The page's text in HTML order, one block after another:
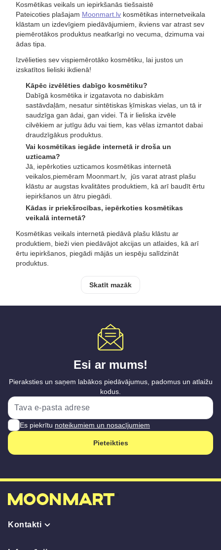
Kosmētikas veikals un iepirkšanās tiešsaistē
Pateicoties plašajam Moonmart.lv kosmētikas internetveikala
klāstam un izdevīgiem piedāvājumiem, ikviens var atrast sev
piemērotākos produktus neatkarīgi no vecuma, dzimuma vai
ādas tipa.
Izvēlieties sev vispiemērotāko kosmētiku, lai justos un
izskatītos lieliski ikdienā!
Kāpēc izvēlēties dabīgo kosmētiku?
Dabīgā kosmētika ir izgatavota no dabiskām
sastāvdaļām, nesatur sintētiskas ķīmiskas vielas, un tā ir
saudzīga gan ādai, gan videi. Tā ir lieliska izvēle
cilvēkiem ar jutīgu ādu vai tiem, kas vēlas izmantot dabai
draudzīgākus produktus.
Vai kosmētikas iegāde internetā ir droša un
uzticama?
Jā, iepērkoties uzticamos kosmētikas internetā
veikalos,piemēram Moonmart.lv, jūs varat atrast plašu
klāstu ar augstas kvalitātes produktiem, kā arī baudīt ērtu
iepirkšanos un ātru piegādi.
Kādas ir priekšrocības, iepērkoties kosmētikas
veikalā internetā?
Kosmētikas veikals internetā piedāvā plašu klāstu ar
produktiem, bieži vien piedāvājot akcijas un atlaides, kā arī
ērtu iepirkšanos, piegādi mājās un iespēju salīdzināt
produktus.
Skatīt mazāk
Esi ar mums!
Pieraksties un saņem labākos piedāvājumus, padomus un atlaižu
kodus.
Es piekrītu noteikumiem un nosacījumiem
Pieteikties
Kontakti